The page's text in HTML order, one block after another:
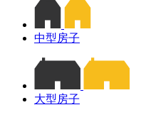
中型房子
大型房子